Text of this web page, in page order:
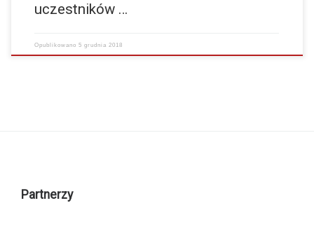
uczestników …
Opublikowano5 grudnia 2018
Partnerzy